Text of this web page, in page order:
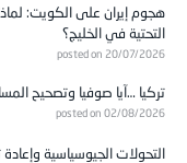
هجوم إيران على الكويت:
التحتية في الخليج؟
posted on 20/07/2026
تركيا …آيا صوفيا وتصحيح
posted on 02/08/2026
التحولات الجيوسياسية وإعادة